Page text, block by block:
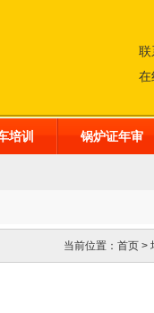
联
在
培训 锅炉证年审
当前位置： 首页 >